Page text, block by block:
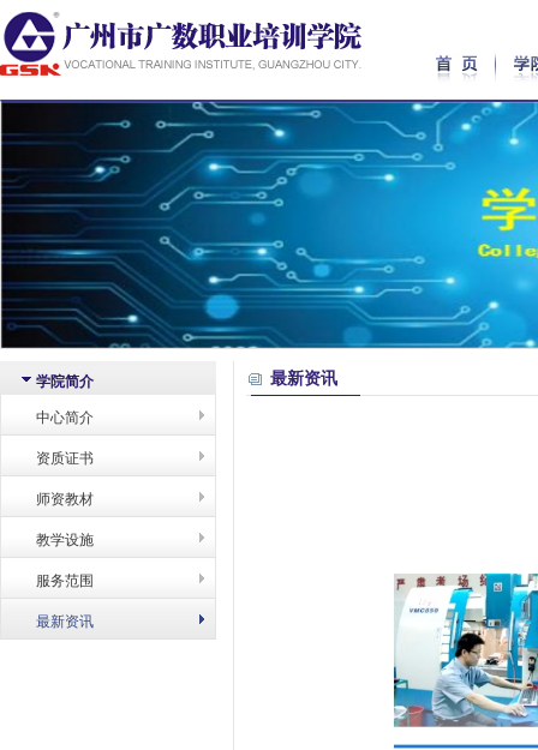
学院简介
中心简介
资质证书
师资教材
教学设施
服务范围
最新资讯
最新资讯